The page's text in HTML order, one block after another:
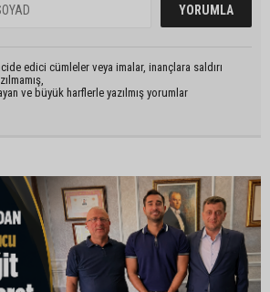
edici cümleler veya imalar, inançlara saldırı
ve büyük harflerle yazılmış yorumlar